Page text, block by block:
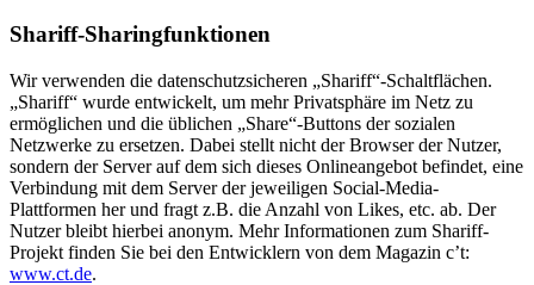
Shariff-Sharingfunktionen
Wir verwenden die datenschutzsicheren „Shariff“-Schaltflächen.
„Shariff“ wurde entwickelt, um mehr Privatsphäre im Netz zu
ermöglichen und die üblichen „Share“-Buttons der sozialen
Netzwerke zu ersetzen. Dabei stellt nicht der Browser der Nutzer,
sondern der Server auf dem sich dieses Onlineangebot befindet, eine
Verbindung mit dem Server der jeweiligen Social-Media-
Plattformen her und fragt z.B. die Anzahl von Likes, etc. ab. Der
Nutzer bleibt hierbei anonym. Mehr Informationen zum Shariff-
Projekt finden Sie bei den Entwicklern von dem Magazin c’t:
www.ct.de.